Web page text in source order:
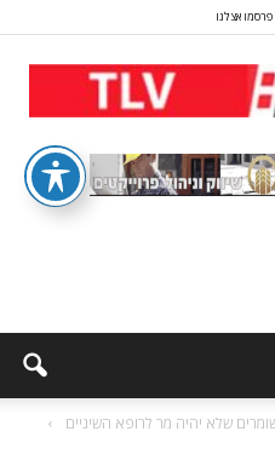
פרסמו אצלנו
שלא יהיה מר לרופא השיניים